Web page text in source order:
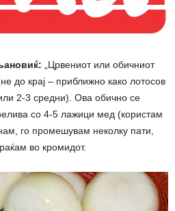
„Црвениот или обичниот
до крај – приближно како лотосов
2-3 средни). Ова обично се
со 4-5 лажици мед (користам
го промешувам неколку пати,
во кромидот.